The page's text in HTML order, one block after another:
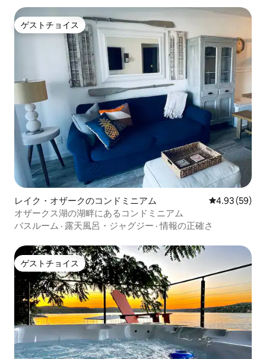
ゲストチョイス
ゲストチョイス
レイク・オザークのコンドミニアム レビュー59
4.93 (59)
オザークス湖の湖畔にあるコンドミニアム
バスルーム · 露天風呂・ジャグジー ·情報の正確さ
ゲストチョイス
ゲストチョイス